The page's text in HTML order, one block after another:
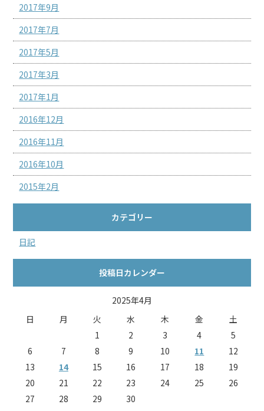
2017年9月
2017年7月
2017年5月
2017年3月
2017年1月
2016年12月
2016年11月
2016年10月
2015年2月
カテゴリー
日記
投稿日カレンダー
2025年4月
日
月 火 水 木 金 土
1 2 3 4
5
6
7 8 9 10 11
12
13
14 15 16 17 18
19
20
21 22 23 24 25
26
27
28 29 30